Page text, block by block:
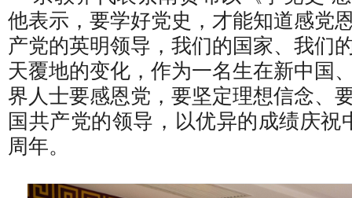
他表示，要学好党史，才能知道感党
产党的英明领导，我们的国家、我们
天覆地的变化，作为一名生在新中国
界人士要感恩党，要坚定理想信念、
国共产党的领导，以优异的成绩庆祝
周年。